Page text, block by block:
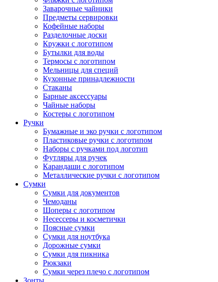
Заварочные чайники
Предметы сервировки
Кофейные наборы
Разделочные доски
Кружки с логотипом
Бутылки для воды
Термосы с логотипом
Мельницы для специй
Кухонные принадлежности
Стаканы
Барные аксессуары
Чайные наборы
Костеры с логотипом
Ручки
Бумажные и эко ручки с логотипом
Пластиковые ручки с логотипом
Наборы с ручками под логотип
Футляры для ручек
Карандаши с логотипом
Металлические ручки с логотипом
Сумки
Сумки для документов
Чемоданы
Шоперы с логотипом
Несессеры и косметички
Поясные сумки
Сумки для ноутбука
Дорожные сумки
Сумки для пикника
Рюкзаки
Сумки через плечо с логотипом
Зонты